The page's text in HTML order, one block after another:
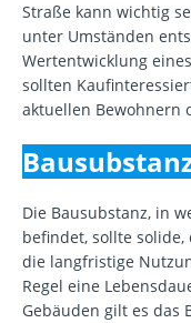
Straße kann wichtig
unter Umständen
Wertentwicklung
sollten
aktuellen Bewohnern
Die Bausubstanz, in
befindet, sollte
die langfristige
Regel eine
Gebäuden gilt es das